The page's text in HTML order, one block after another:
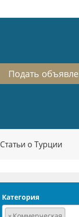
Подать
Статьи о Турции
Категория